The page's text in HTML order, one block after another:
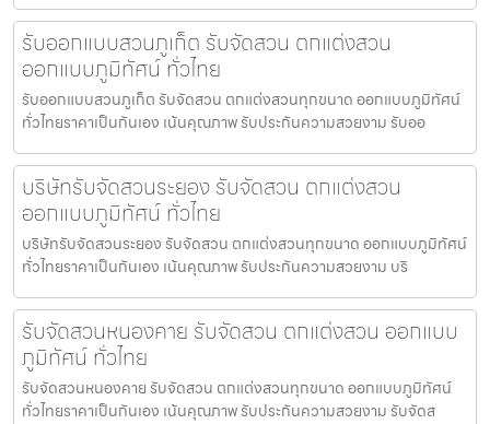
รับออกแบบสวนภูเก็ต รับจัดสวน ตกแต่งสวน
ออกแบบภูมิทัศน์ ทั่วไทย
รับออกแบบสวนภูเก็ต รับจัดสวน ตกแต่งสวนทุกขนาด ออกแบบภูมิทัศน์
ทั่วไทยราคาเป็นกันเอง เน้นคุณภาพ รับประกันความสวยงาม รับออ
บริษัทรับจัดสวนระยอง รับจัดสวน ตกแต่งสวน
ออกแบบภูมิทัศน์ ทั่วไทย
บริษัทรับจัดสวนระยอง รับจัดสวน ตกแต่งสวนทุกขนาด ออกแบบภูมิทัศน์
ทั่วไทยราคาเป็นกันเอง เน้นคุณภาพ รับประกันความสวยงาม บริ
รับจัดสวนหนองคาย รับจัดสวน ตกแต่งสวน ออกแบบ
ภูมิทัศน์ ทั่วไทย
รับจัดสวนหนองคาย รับจัดสวน ตกแต่งสวนทุกขนาด ออกแบบภูมิทัศน์
ทั่วไทยราคาเป็นกันเอง เน้นคุณภาพ รับประกันความสวยงาม รับจัดส